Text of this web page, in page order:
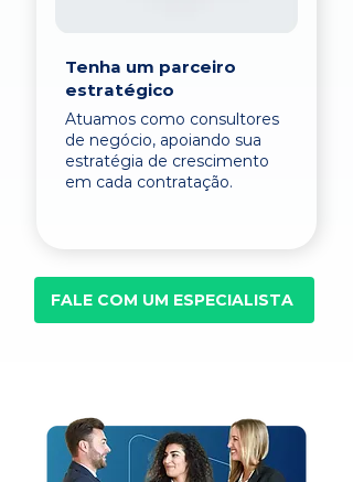
Tenha um parceiro
estratégico
Atuamos como consultores
de negócio, apoiando sua
estratégia de crescimento
em cada contratação.
FALE COM UM ESPECIALISTA